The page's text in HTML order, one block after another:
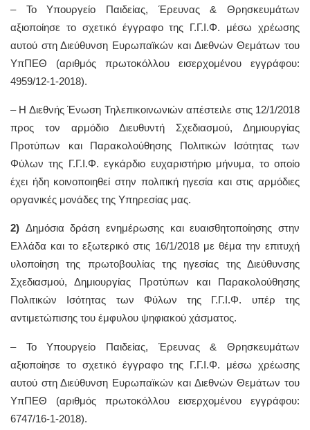
– To Υπουργείο Παιδείας, Έρευνας & Θρησκευμάτων
αξιοποίησε το σχετικό έγγραφο της Γ.Γ.Ι.Φ. μέσω χρέωσης
αυτού στη Διεύθυνση Ευρωπαϊκών και Διεθνών Θεμάτων του
ΥπΠΕΘ (αριθμός πρωτοκόλλου εισερχομένου εγγράφου:
4959/12-1-2018).
– Η Διεθνής Ένωση Τηλεπικοινωνιών απέστειλε στις 12/1/2018
προς τον αρμόδιο Διευθυντή Σχεδιασμού, Δημιουργίας
Προτύπων και Παρακολούθησης Πολιτικών Ισότητας των
Φύλων της Γ.Γ.Ι.Φ. εγκάρδιο ευχαριστήριο μήνυμα, το οποίο
έχει ήδη κοινοποιηθεί στην πολιτική ηγεσία και στις αρμόδιες
οργανικές μονάδες της Υπηρεσίας μας.
2) Δημόσια δράση ενημέρωσης και ευαισθητοποίησης στην
Ελλάδα και το εξωτερικό στις 16/1/2018 με θέμα την επιτυχή
υλοποίηση της πρωτοβουλίας της ηγεσίας της Διεύθυνσης
Σχεδιασμού, Δημιουργίας Προτύπων και Παρακολούθησης
Πολιτικών Ισότητας των Φύλων της Γ.Γ.Ι.Φ. υπέρ της
αντιμετώπισης του έμφυλου ψηφιακού χάσματος.
– To Υπουργείο Παιδείας, Έρευνας & Θρησκευμάτων
αξιοποίησε το σχετικό έγγραφο της Γ.Γ.Ι.Φ. μέσω χρέωσης
αυτού στη Διεύθυνση Ευρωπαϊκών και Διεθνών Θεμάτων του
ΥπΠΕΘ (αριθμός πρωτοκόλλου εισερχομένου εγγράφου:
6747/16-1-2018).